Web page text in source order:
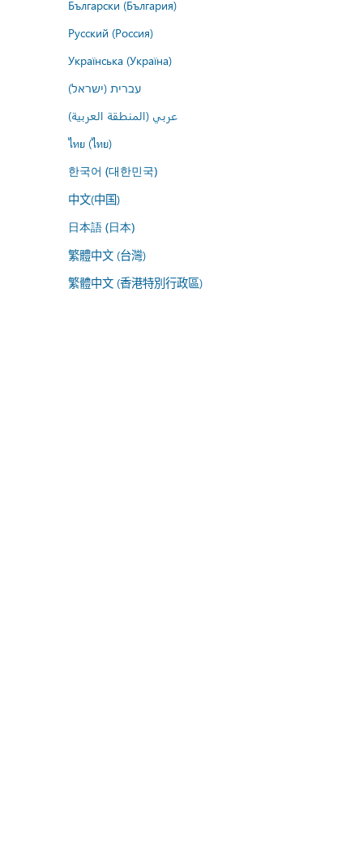
Български (България)
Русский (Россия)
Українська (Україна)
עברית (ישראל)
عربي (المنطقة العربية)
ไทย (ไทย)
한국어 (대한민국)
中文(中国)
日本語 (日本)
繁體中文 (台灣)
繁體中文 (香港特別行政區)